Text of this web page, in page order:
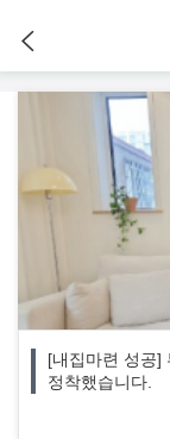
[내집마련 성공]
정착했습니다.